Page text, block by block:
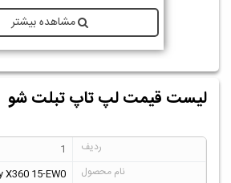
مشاهده بیشتر
لیست قیمت لپ تاپ تبلت شو
1
X360 15-EW0